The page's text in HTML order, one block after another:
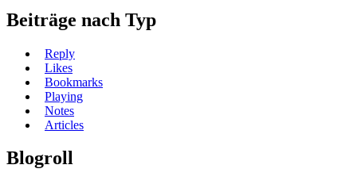
Beiträge nach Typ
Reply
Likes
Bookmarks
Playing
Notes
Articles
Blogroll